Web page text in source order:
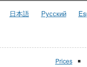
日本語 Русский
Prices